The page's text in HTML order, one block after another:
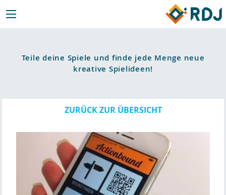
Teile deine Spiele und finde jede Menge neue
kreative Spielideen!
ZURÜCK ZUR ÜBERSICHT